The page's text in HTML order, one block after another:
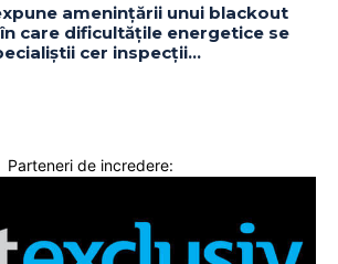
amenințării unui blackout
care dificultățile energetice se
cer inspecții…
Parteneri de incredere: